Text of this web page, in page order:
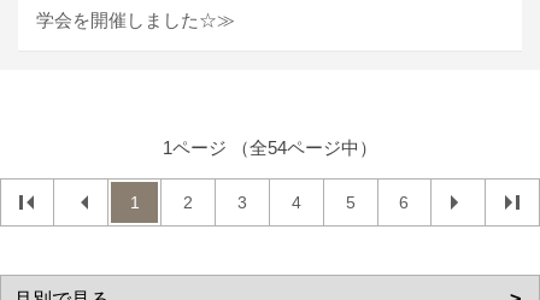
学会を開催しました☆≫
1ページ （全54ページ中）
1 2 3 4 5 6